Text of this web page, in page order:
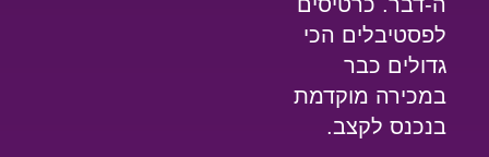
ה-דבר. כרטיסים
לפסטיבלים הכי
גדולים כבר
במכירה מוקדמת
בנכנס לקצב.